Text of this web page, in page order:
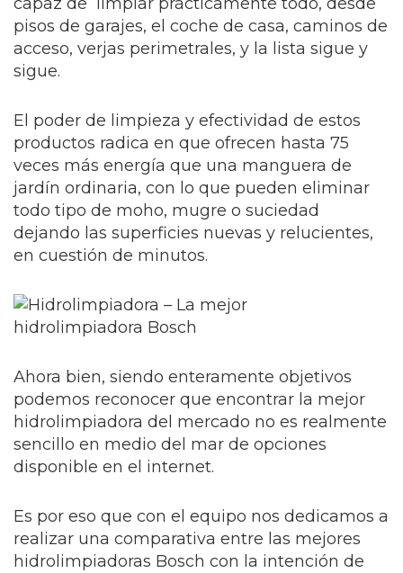
pisos de garajes, el coche de casa, caminos de
acceso, verjas perimetrales, y la lista sigue y
sigue.
El poder de limpieza y efectividad de estos
productos radica en que ofrecen hasta 75
veces más energía que una manguera de
jardín ordinaria, con lo que pueden eliminar
todo tipo de moho, mugre o suciedad
dejando las superficies nuevas y relucientes,
en cuestión de minutos.
Ahora bien, siendo enteramente objetivos
podemos reconocer que encontrar la mejor
hidrolimpiadora del mercado no es realmente
sencillo en medio del mar de opciones
disponible en el internet.
Es por eso que con el equipo nos dedicamos a
realizar una comparativa entre las mejores
hidrolimpiadoras Bosch con la intención de